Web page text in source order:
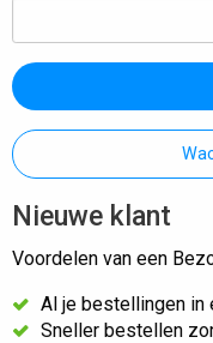
Nieuwe klant
Voordelen van een
Al je bestellingen in
Sneller bestellen